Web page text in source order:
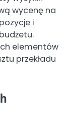
wycenę na
i
elementów
przekładu